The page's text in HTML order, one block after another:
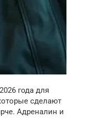
года для
сделают
Адреналин и